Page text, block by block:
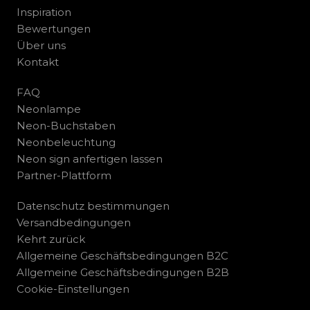
Inspiration
Bewertungen
Über uns
Kontakt
FAQ
Neonlampe
Neon-Buchstaben
Neonbeleuchtung
Neon sign anfertigen lassen
Partner-Plattform
Datenschutz bestimmungen
Versandbedingungen
Kehrt zurück
Allgemeine Geschäftsbedingungen B2C
Allgemeine Geschäftsbedingungen B2B
Cookie-Einstellungen